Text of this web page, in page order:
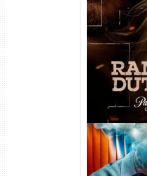
WEB-DL